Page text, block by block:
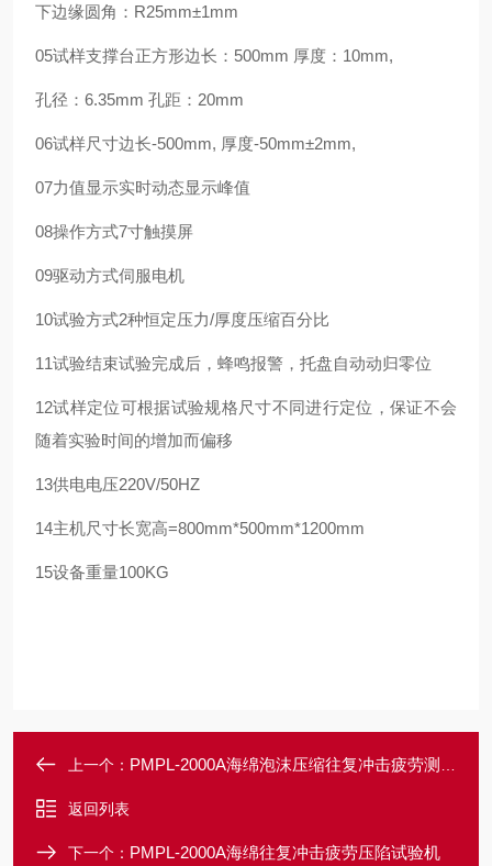
下边缘圆角：R25mm±1mm
05试样支撑台正方形边长：500mm 厚度：10mm,
孔径：6.35mm 孔距：20mm
06试样尺寸边长-500mm, 厚度-50mm±2mm,
07力值显示实时动态显示峰值
08操作方式7寸触摸屏
09驱动方式伺服电机
10试验方式2种恒定压力/厚度压缩百分比
11试验结束试验完成后，蜂鸣报警，托盘自动动归零位
12试样定位可根据试验规格尺寸不同进行定位，保证不会
随着实验时间的增加而偏移
13供电电压220V/50HZ
14主机尺寸长宽高=800mm*500mm*1200mm
15设备重量100KG
上一个： PMPL-2000A海绵泡沫压缩往复冲击疲劳测试仪
返回列表
下一个： PMPL-2000A海绵往复冲击疲劳压陷试验机